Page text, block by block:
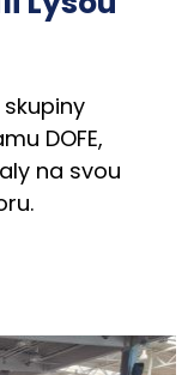
skupiny
DOFE,
na svou